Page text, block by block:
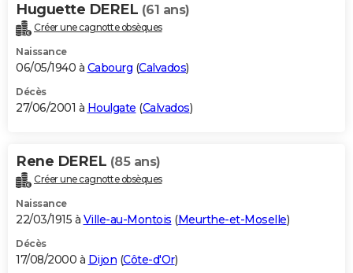
Huguette DEREL (61 ans)
Créer une cagnotte obsèques
Naissance
06/05/1940 à Cabourg (Calvados)
Décès
27/06/2001 à Houlgate (Calvados)
Rene DEREL (85 ans)
Créer une cagnotte obsèques
Naissance
22/03/1915 à Ville-au-Montois (Meurthe-et-Moselle)
Décès
17/08/2000 à Dijon (Côte-d'Or)